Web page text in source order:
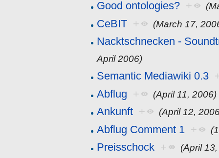
Good ontologies? +
CeBIT + (March 17,
Nacktschnecken -
April 2006)
Semantic Mediawiki 0.3
Abflug + (April 11, 2006)
Ankunft + (April 12,
Abflug Comment 1 +
Preisschock + (April